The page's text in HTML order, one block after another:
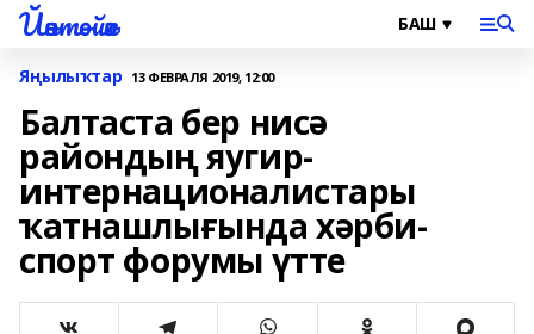
Йәнтөйәк
Яңылыҡтар 13 ФЕВРАЛЯ 2019, 12:00
Балтаста бер нисә
райондың яугир-
интернационалистары
ҡатнашлығында хәрби-
спорт форумы үтте